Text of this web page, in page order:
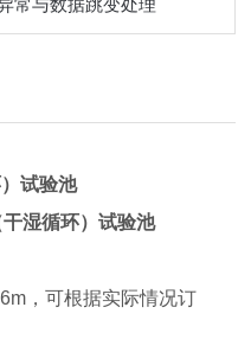
常与数据跳变处理
试验池
湿循环）试验池
，可根据实际情况订